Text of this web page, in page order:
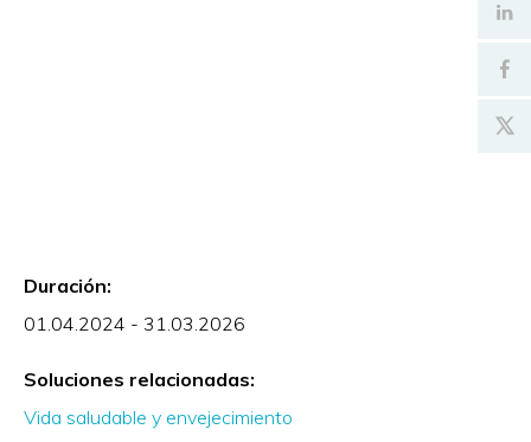
Duración:
01.04.2024 - 31.03.2026
Soluciones relacionadas:
Vida saludable y envejecimiento